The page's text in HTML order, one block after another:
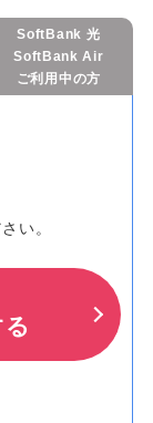
SoftBank 光
SoftBank Air
ご利用中の方
い。